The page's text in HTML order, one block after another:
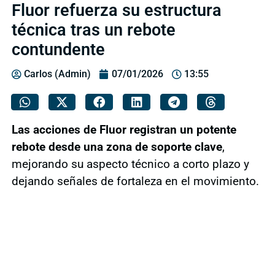
Fluor refuerza su estructura
técnica tras un rebote
contundente
Carlos (Admin) 07/01/2026 13:55
Las acciones de Fluor registran un potente
rebote desde una zona de soporte clave,
mejorando su aspecto técnico a corto plazo y
dejando señales de fortaleza en el movimiento.